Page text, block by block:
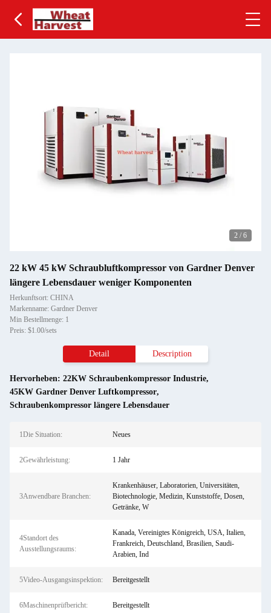
2 / 6
22 kW 45 kW Schraubluftkompressor von Gardner Denver
längere Lebensdauer weniger Komponenten
Herkunftsort: CHINA
Markenname: Gardner Denver
Min Bestellmenge: 1
Preis: $1.00/sets
Detail Description
Hervorheben: 22KW Schraubenkompressor Industrie,
45KW Gardner Denver Luftkompressor,
Schraubenkompressor längere Lebensdauer
1Die Situation: Neues
2Gewährleistung: 1 Jahr
3Anwendbare Branchen:
Krankenhäuser, Laboratorien, Universitäten,
Biotechnologie, Medizin, Kunststoffe, Dosen,
Getränke, W
4Standort des
Ausstellungsraums:
Kanada, Vereinigtes Königreich, USA, Italien,
Frankreich, Deutschland, Brasilien, Saudi-
Arabien, Ind
5Video-Ausgangsinspektion: Bereitgestellt
6Maschinenprüfbericht: Bereitgestellt